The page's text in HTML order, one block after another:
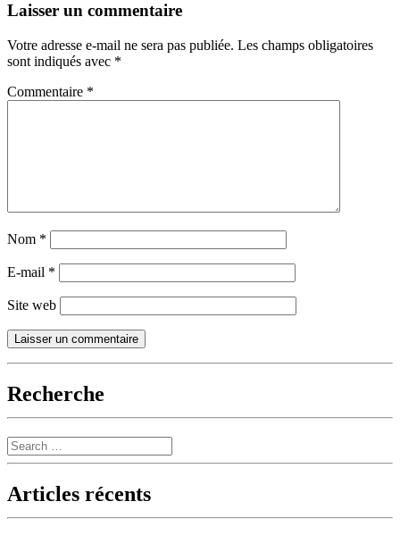
Laisser un commentaire
Votre adresse e-mail ne sera pas publiée. Les champs obligatoires
sont indiqués avec *
Commentaire *
Nom *
E-mail *
Site web
Recherche
Search
Articles récents